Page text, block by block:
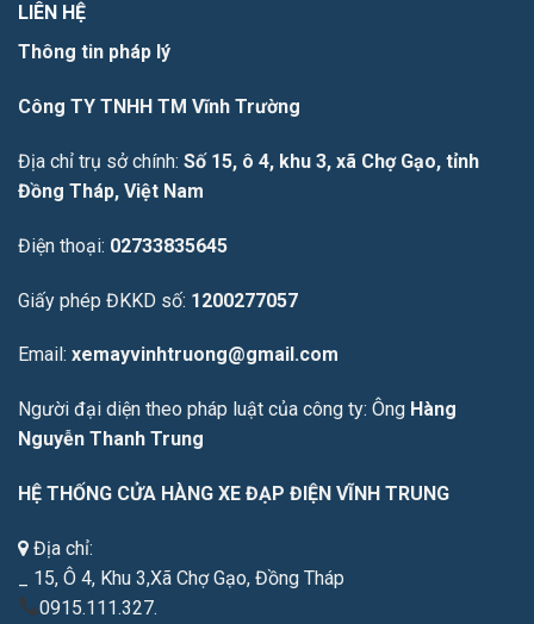
LIÊN HỆ
Thông tin pháp lý
Công TY TNHH TM Vĩnh Trường
Địa chỉ trụ sở chính: Số 15, ô 4, khu 3, xã Chợ Gạo, tỉnh
Đồng Tháp, Việt Nam
Điện thoại: 02733835645
Giấy phép ĐKKD số: 1200277057
Email: xemayvinhtruong@gmail.com
Người đại diện theo pháp luật của công ty: Ông Hàng
Nguyễn Thanh Trung
HỆ THỐNG CỬA HÀNG XE ĐẠP ĐIỆN VĨNH TRUNG
Địa chỉ:
_ 15, Ô 4, Khu 3,Xã Chợ Gạo, Đồng Tháp
0915.111.327.